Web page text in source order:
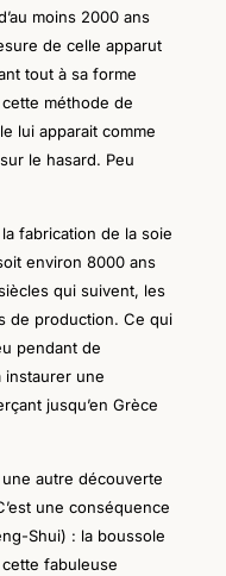
moins 2000 ans
de celle apparut
tout à sa forme
méthode de
lui apparait comme
le hasard. Peu
fabrication de la soie
environ 8000 ans
qui suivent, les
de production. Ce qui
pendant de
instaurer une
jusqu’en Grèce
autre découverte
une conséquence
Shui) : la boussole
cette fabuleuse